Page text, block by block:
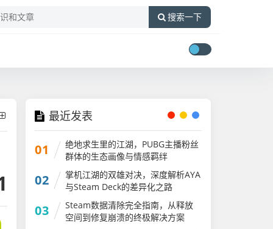
搜索一下
最近发表
01
绝地求生里的江湖，PUBG主播粉丝
群体的生态画像与情感羁绊
02
掌机江湖的双雄对决，深度解析AYA
与Steam Deck的差异化之路
ayaneo2和steam
03
Steam数据清除完全指南，从释放
空间到修复崩溃的终极解决方案